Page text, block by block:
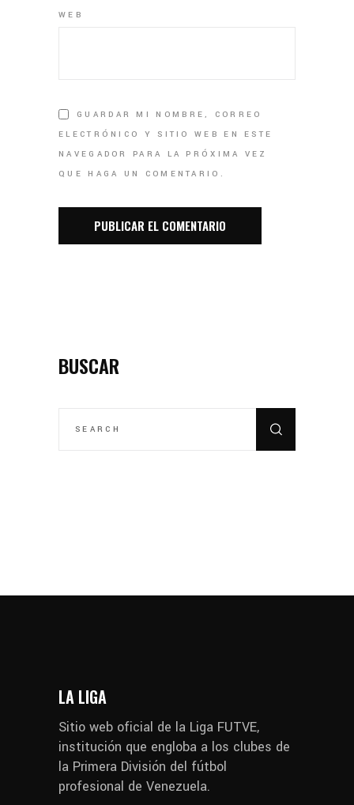
WEB
GUARDAR MI NOMBRE, CORREO
ELECTRÓNICO Y SITIO WEB EN ESTE
NAVEGADOR PARA LA PRÓXIMA VEZ
QUE HAGA UN COMENTARIO.
BUSCAR
LA LIGA
Sitio web oficial de la Liga FUTVE,
institución que engloba a los clubes de
la Primera División del fútbol
profesional de Venezuela.